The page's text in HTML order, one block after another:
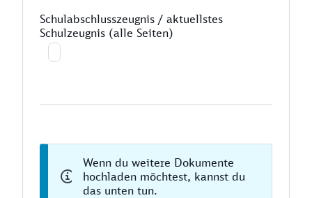
Schulabschlusszeugnis / aktuellstes
Schulzeugnis (alle Seiten)
Wenn du weitere Dokumente
hochladen möchtest, kannst du
das unten tun.